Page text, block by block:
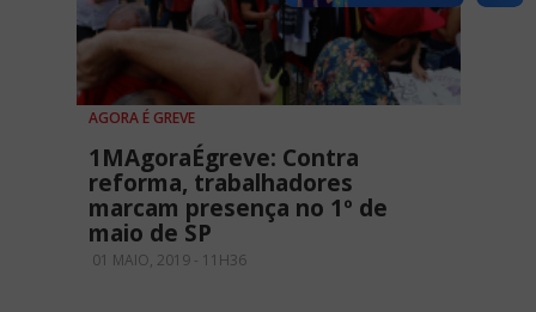
AGORA É GREVE
1MAgoraÉgreve: Contra
reforma, trabalhadores
marcam presença no 1º de
maio de SP
01 MAIO, 2019 - 11H36